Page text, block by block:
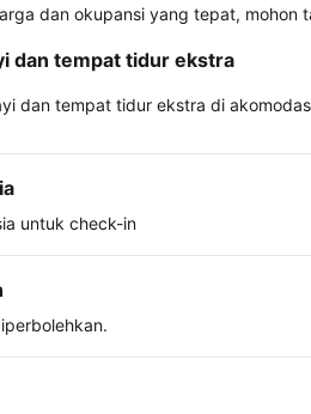
dan okupansi yang tepat,
dan tempat tidur ekstra
dan tempat tidur ekstra di
untuk check-in